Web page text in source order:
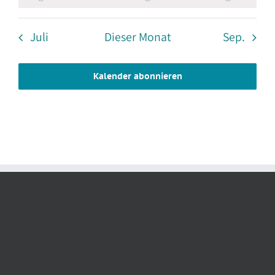
Juli Dieser Monat Sep.
Kalender abonnieren